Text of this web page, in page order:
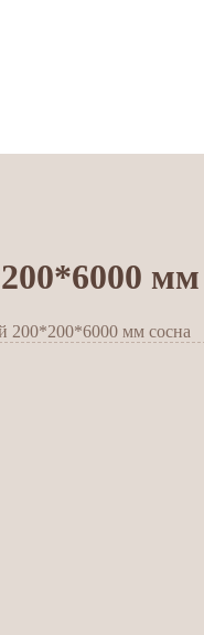
мм
200*200*6000 мм сосна